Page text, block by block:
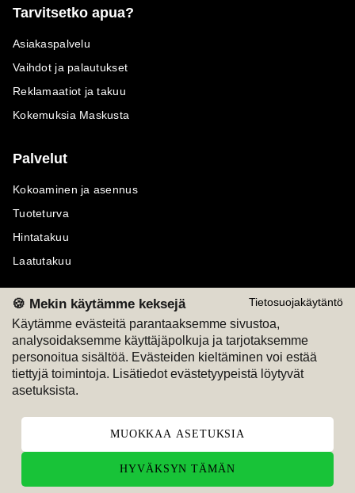
Tietosuojakäytäntö
🍪 Mekin käytämme keksejä
Käytämme evästeitä parantaaksemme sivustoa,
analysoidaksemme käyttäjäpolkuja ja tarjotaksemme
personoitua sisältöä. Evästeiden kieltäminen voi estää
tiettyjä toimintoja. Lisätiedot evästetyypeistä löytyvät
asetuksista.
MUOKKAA ASETUKSIA
HYVÄKSYN TÄMÄN
Tarvitsetko apua?
Asiakaspalvelu
Vaihdot ja palautukset
Reklamaatiot ja takuu
Kokemuksia Maskusta
Palvelut
Kokoaminen ja asennus
Tuoteturva
Hintatakuu
Laatutakuu
Maksutavat
M
Seuraa meitä